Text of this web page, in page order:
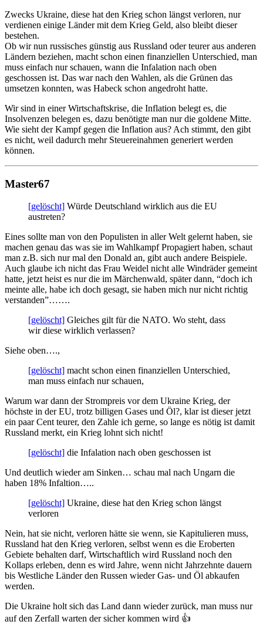
Zwecks Ukraine, diese hat den Krieg schon längst verloren, nur
verdienen einige Länder mit dem Krieg Geld, also bleibt dieser
bestehen.
Ob wir nun russisches günstig aus Russland oder teurer aus anderen
Ländern beziehen, macht schon einen finanziellen Unterschied, man
muss einfach nur schauen, wann die Infalation nach oben
geschossen ist. Das war nach den Wahlen, als die Grünen das
umsetzen konnten, was Habeck schon angedroht hatte.
Wir sind in einer Wirtschaftskrise, die Inflation belegt es, die
Insolvenzen belegen es, dazu benötigte man nur die goldene Mitte.
Wie sieht der Kampf gegen die Inflation aus? Ach stimmt, den gibt
es nicht, weil dadurch mehr Steuereinahmen generiert werden
können.
Master67
[gelöscht] Würde Deutschland wirklich aus die EU
austreten?
Eines sollte man von den Populisten in aller Welt gelernt haben, sie
machen genau das was sie im Wahlkampf Propagiert haben, schaut
man z.B. sich nur mal den Donald an, gibt auch andere Beispiele.
Auch glaube ich nicht das Frau Weidel nicht alle Windräder gemeint
hatte, jetzt heist es nur die im Märchenwald, später dann, “doch ich
meinte alle, habe ich doch gesagt, sie haben mich nur nicht richtig
verstanden”…….
[gelöscht] Gleiches gilt für die NATO. Wo steht, dass
wir diese wirklich verlassen?
Siehe oben….,
[gelöscht] macht schon einen finanziellen Unterschied,
man muss einfach nur schauen,
Warum war dann der Strompreis vor dem Ukraine Krieg, der
höchste in der EU, trotz billigen Gases und Öl?, klar ist dieser jetzt
ein paar Cent teurer, den Zahle ich gerne, so lange es nötig ist damit
Russland merkt, ein Krieg lohnt sich nicht!
[gelöscht] die Infalation nach oben geschossen ist
Und deutlich wieder am Sinken… schau mal nach Ungarn die
haben 18% Infaltion…..
[gelöscht] Ukraine, diese hat den Krieg schon längst
verloren
Nein, hat sie nicht, verloren hätte sie wenn, sie Kapitulieren muss,
Russland hat den Krieg verloren, selbst wenn es die Eroberten
Gebiete behalten darf, Wirtschaftlich wird Russland noch den
Kollaps erleben, denn es wird Jahre, wenn nicht Jahrzehnte dauern
bis Westliche Länder den Russen wieder Gas- und Öl abkaufen
werden.
Die Ukraine holt sich das Land dann wieder zurück, man muss nur
auf den Zerfall warten der sicher kommen wird 👍️